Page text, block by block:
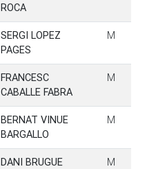
ROCA
SERGI LOPEZ
PAGES
M
FRANCESC
CABALLE FABRA
M
BERNAT VINUE
BARGALLO
M
DANI BRUGUE
M